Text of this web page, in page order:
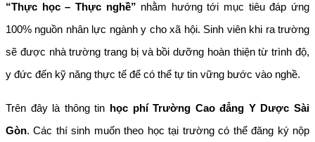
“Thực học – Thực nghề” nhằm hướng tới mục tiêu đáp ứng
100% nguồn nhân lực ngành y cho xã hội. Sinh viên khi ra trường
sẽ được nhà trường trang bị và bồi dưỡng hoàn thiện từ trình độ,
y đức đến kỹ năng thực tế để có thể tự tin vững bước vào nghề.
Trên đây là thông tin học phí Trường Cao đẳng Y Dược Sài
Gòn. Các thí sinh muốn theo học tại trường có thể đăng ký nộp